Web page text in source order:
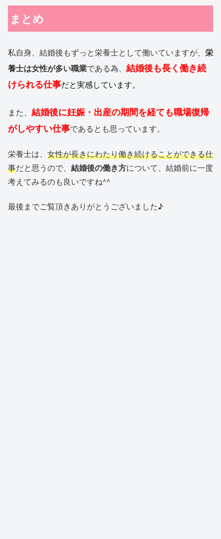
まとめ
私自身、結婚後もずっと栄養士として働いていますが、 栄
養士は女性が多い職業である為、 結婚後も長く働き続
けられる仕事だと実感しています。
また、 結婚後に妊娠・出産の期間を経ても職場復帰
がしやすい仕事であるとも思っています。
栄養士は、 女性が長きにわたり働き続けることができる仕
事だと思うので、 結婚後の働き方について、結婚前に一度
考えてみるのも良いですね^^
最後までご覧頂きありがとうございました♪